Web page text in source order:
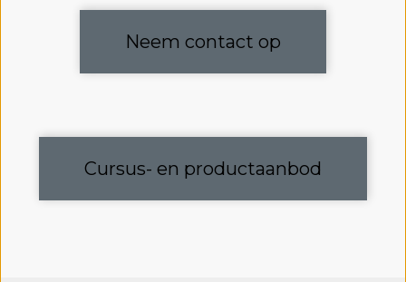
Neem contact op
Cursus- en productaanbod